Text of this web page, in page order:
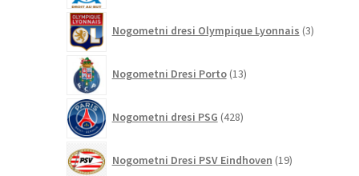
Nogometni dresi Olympique Lyonnais 3izdelki
Nogometni Dresi Porto 13izdelkov
Nogometni dresi PSG 428izdelkov
Nogometni Dresi PSV Eindhoven 19izdelkov